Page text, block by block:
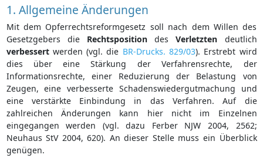
1. Allgemeine Änderungen
Mit dem Opferrechtsreformgesetz soll nach dem Willen des
Gesetzgebers die RechtspositiondesVerletzten deutlich
verbessertwerden (vgl. die BR-Drucks. 829/03). Erstrebt wird
dies über eine Stärkung der Verfahrensrechte, der
Informationsrechte, einer Reduzierung der Belastung von
Zeugen, eine verbesserte Schadenswiedergutmachung und
eine verstärkte Einbindung in das Verfahren. Auf die
zahlreichen Änderungen kann hier nicht im Einzelnen
eingegangen werden (vgl. dazu Ferber NJW 2004, 2562;
Neuhaus StV 2004, 620). An dieser Stelle muss ein Überblick
genügen.